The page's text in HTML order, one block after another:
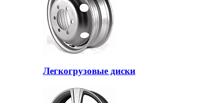
Легкогрузовые диски